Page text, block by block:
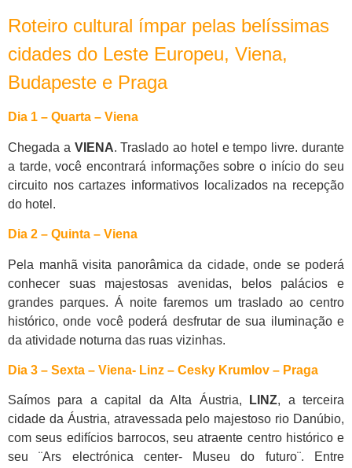
Roteiro cultural ímpar pelas belíssimas
cidades do Leste Europeu, Viena,
Budapeste e Praga
Dia 1 – Quarta – Viena
Chegada a VIENA. Traslado ao hotel e tempo livre. durante
a tarde, você encontrará informações sobre o início do seu
circuito nos cartazes informativos localizados na recepção
do hotel.
Dia 2 – Quinta – Viena
Pela manhã visita panorâmica da cidade, onde se poderá
conhecer suas majestosas avenidas, belos palácios e
grandes parques. Á noite faremos um traslado ao centro
histórico, onde você poderá desfrutar de sua iluminação e
da atividade noturna das ruas vizinhas.
Dia 3 – Sexta – Viena- Linz – Cesky Krumlov – Praga
Saímos para a capital da Alta Áustria, LINZ, a terceira
cidade da Áustria, atravessada pelo majestoso rio Danúbio,
com seus edifícios barrocos, seu atraente centro histórico e
seu ¨Ars electrónica center- Museu do futuro¨. Entre